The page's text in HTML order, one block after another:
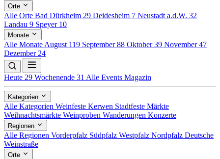
Orte
Alle Orte Bad Dürkheim 29 Deidesheim 7 Neustadt a.d.W. 32
Landau 9 Speyer 10
Monate
Alle Monate August 119 September88 Oktober39 November47
Dezember 24
Heute 29 Wochenende 31 Alle Events Magazin
Kategorien
Alle Kategorien Weinfeste Kerwen Stadtfeste Märkte
Weihnachtsmärkte Weinproben Wanderungen Konzerte
Regionen
Alle Regionen Vorderpfalz Südpfalz Westpfalz Nordpfalz Deutsche
Weinstraße
Orte